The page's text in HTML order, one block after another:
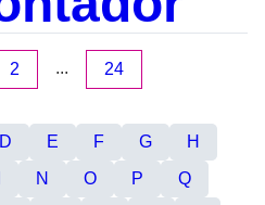
2 ... 24
D E F G
H
N O P
Q